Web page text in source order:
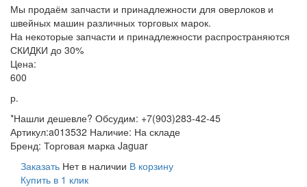
Мы продаём запчасти и принадлежности для оверлоков и
швейных машин различных торговых марок.
На некоторые запчасти и принадлежности распространяются
СКИДКИ до 30%
Цена:
600
р.
*Нашли дешевле? Обсудим: +7(903)283-42-45
Артикул:a013532 Наличие: На складе
Бренд: Торговая марка Jaguar
Заказать Нет в наличии В корзину
Купить в 1 клик